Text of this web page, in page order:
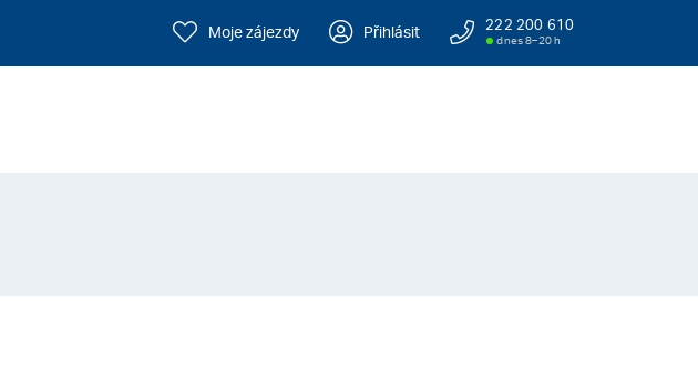
Moje zájezdy Přihlásit 222 200 610
dnes 8–20 h